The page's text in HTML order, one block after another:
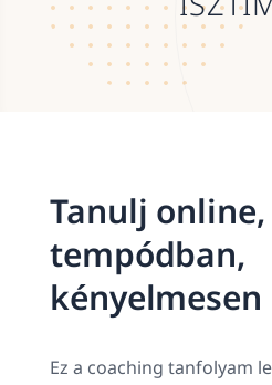
Tanulj
tempódban,
Ez a coaching tanfolyam